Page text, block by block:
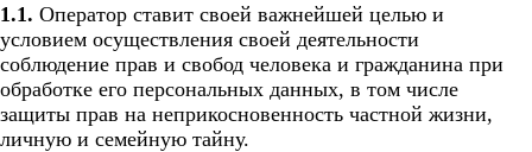
1.1. Оператор ставит своей важнейшей целью и
условием осуществления своей деятельности
соблюдение прав и свобод человека и гражданина при
обработке его персональных данных, в том числе
защиты прав на неприкосновенность частной жизни,
личную и семейную тайну.